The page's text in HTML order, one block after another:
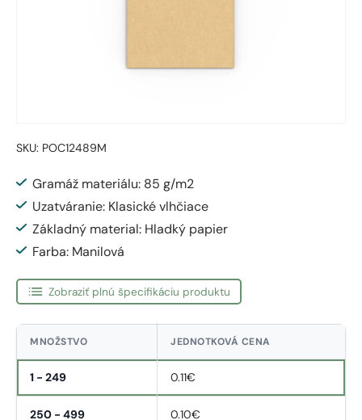
SKU: POC12489M
Gramáž materiálu: 85 g/m2
Uzatváranie: Klasické vlhčiace
Základný material: Hladký papier
Farba: Manilová
Zobraziť plnú špecifikáciu produktu
MNOŽSTVO JEDNOTKOVÁ CENA
1 - 249 0.11€
250 - 499 0.10€